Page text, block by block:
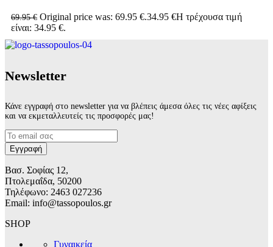
69.95€ Original price was: 69.95 €.34.95 €Η τρέχουσα τιμή
είναι: 34.95 €.
Νewsletter
Κάνε εγγραφή στο newsletter για να βλέπεις άμεσα όλες τις νέες αφίξεις
και να εκμεταλλευτείς τις προσφορές μας!
Βασ. Σοφίας 12,
Πτολεμαΐδα, 50200
Τηλέφωνο: 2463 027236
Email: info@tassopoulos.gr
SHOP
Γυναικεία